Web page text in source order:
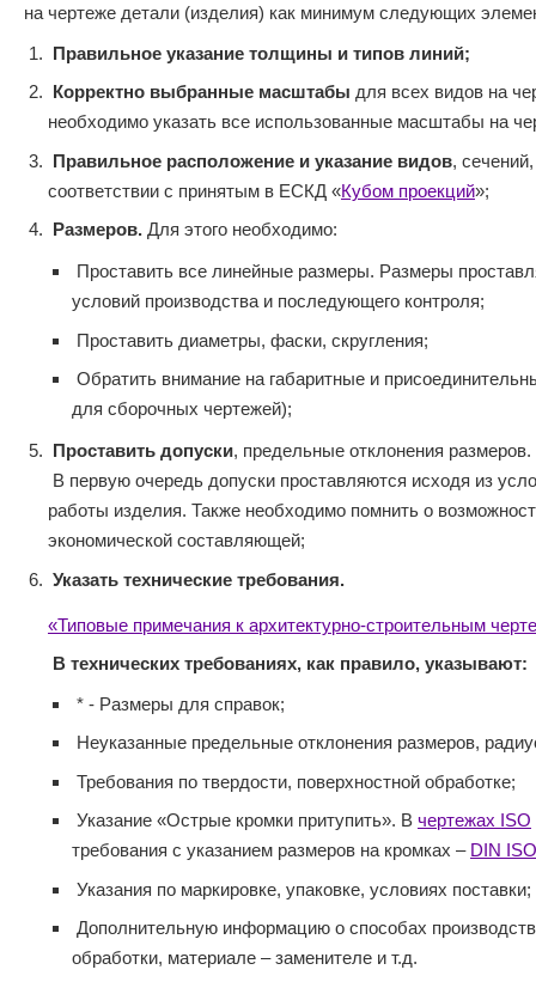
на чертеже детали (изделия) как минимум следующих
Правильное указание толщины и типов линий;
Корректно выбранные масштабы для всех видов на
необходимо указать все использованные масштабы на
Правильное расположение и указание видов,
соответствии с принятым в ЕСКД «Кубом проекций»;
Размеров. Для этого необходимо:
Проставить все линейные размеры. Размеры
условий производства и последующего контроля;
Проставить диаметры, фаски, скругления;
Обратить внимание на габаритные и
для сборочных чертежей);
Проставить допуски, предельные отклонения размеров.
В первую очередь допуски проставляются исходя из
работы изделия. Также необходимо помнить о
экономической составляющей;
Указать технические требования.
«Типовые примечания к архитектурно-строительным
В технических требованиях, как правило, указывают:
* - Размеры для справок;
Неуказанные предельные отклонения размеров,
Требования по твердости, поверхностной обработке;
Указание «Острые кромки притупить». В чертежах ISO
требования с указанием размеров на кромках – DIN
Указания по маркировке, упаковке, условиях поставки;
Дополнительную информацию о способах
обработки, материале – заменителе и т.д.